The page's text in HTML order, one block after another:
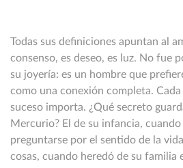
Todas sus definiciones apuntan al
consenso, es deseo, es luz. No fue
su joyería: es un hombre que
como una conexión completa. Cada
suceso importa. ¿Qué secreto
Mercurio? El de su infancia,
preguntarse por el sentido de la
cosas, cuando heredó de su familia